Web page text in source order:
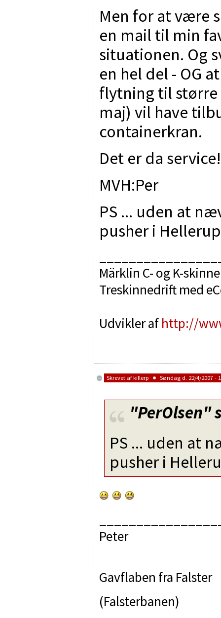
Men for at være
en mail til min
situationen. Og
en hel del - OG
flytning til større
maj) vil have
containerkran.
Det er da
MVH:Per
PS ... uden at
pusher i
Märklin C- og K-
Treskinnedrift med
Udvikler af http://
Skrevet afkillerp Søndag d. 22/4/2007 -
"PerOlsen"
PS ... uden at
pusher i
Peter
Gavflaben fra Falster
(Falsterbanen)